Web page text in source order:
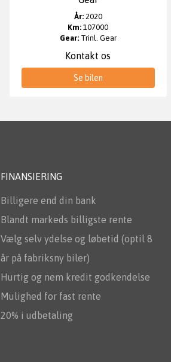
År:2020
Km: 107000
Gear:Trinl. Gear
Kontakt os
Se bilen
FINANSIERING
Billigere end din bank
Blandt markeds billigste rente
Vælg selv ydelse og løbetid (optil 8
år på fabriksny biler)
Hurtig og nem kredit godkendelse
Mulighed for fast rente
20% i udbetaling